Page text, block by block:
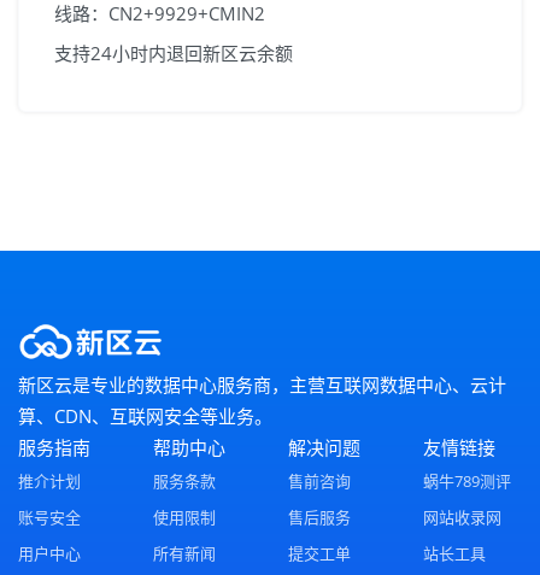
线路：CN2+9929+CMIN2
支持24小时内退回新区云余额
新区云是专业的数据中心服务商，主营互联网数据中心、云计
算、CDN、互联网安全等业务。
服务指南
推介计划
账号安全
用户中心
帮助中心
服务条款
使用限制
所有新闻
解决问题
售前咨询
售后服务
提交工单
友情链接
蜗牛789测评
网站收录网
站长工具